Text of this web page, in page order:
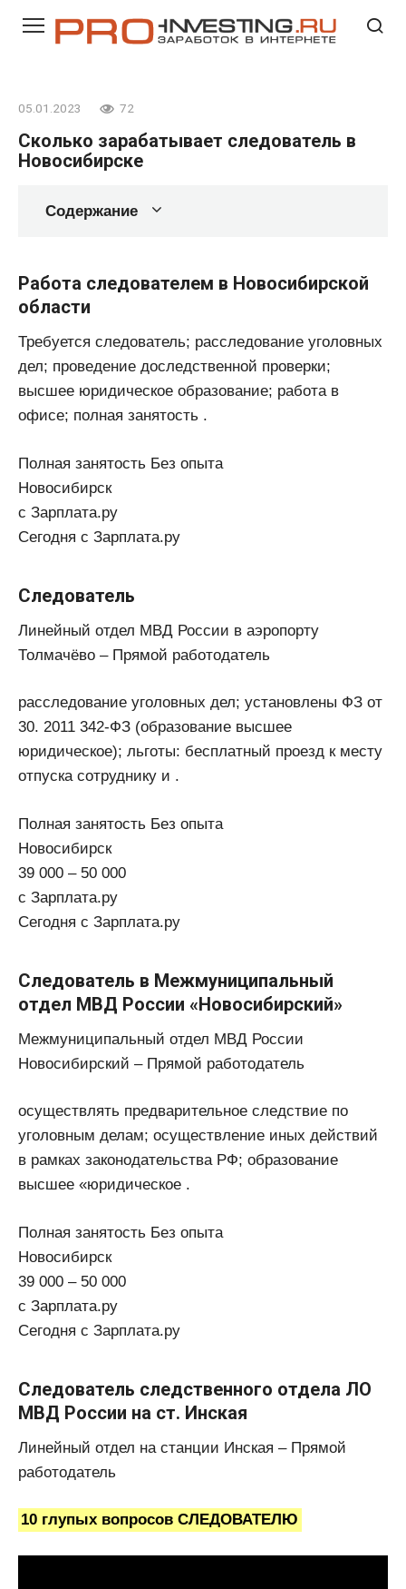
05.01.2023 72
Сколько зарабатывает следователь в
Новосибирске
Содержание
Работа следователем в Новосибирской
области
Требуется следователь; расследование уголовных
дел; проведение доследственной проверки;
высшее юридическое образование; работа в
офисе; полная занятость .
Полная занятость Без опыта
Новосибирск
с Зарплата.ру
Сегодня с Зарплата.ру
Следователь
Линейный отдел МВД России в аэропорту
Толмачёво – Прямой работодатель
расследование уголовных дел; установлены ФЗ от
30. 2011 342-ФЗ (образование высшее
юридическое); льготы: бесплатный проезд к месту
отпуска сотруднику и .
Полная занятость Без опыта
Новосибирск
39 000 – 50 000
с Зарплата.ру
Сегодня с Зарплата.ру
Следователь в Межмуниципальный
отдел МВД России «Новосибирский»
Межмуниципальный отдел МВД России
Новосибирский – Прямой работодатель
осуществлять предварительное следствие по
уголовным делам; осуществление иных действий
в рамках законодательства РФ; образование
высшее «юридическое .
Полная занятость Без опыта
Новосибирск
39 000 – 50 000
с Зарплата.ру
Сегодня с Зарплата.ру
Следователь следственного отдела ЛО
МВД России на ст. Инская
Линейный отдел на станции Инская – Прямой
работодатель
10 глупых вопросов СЛЕДОВАТЕЛЮ